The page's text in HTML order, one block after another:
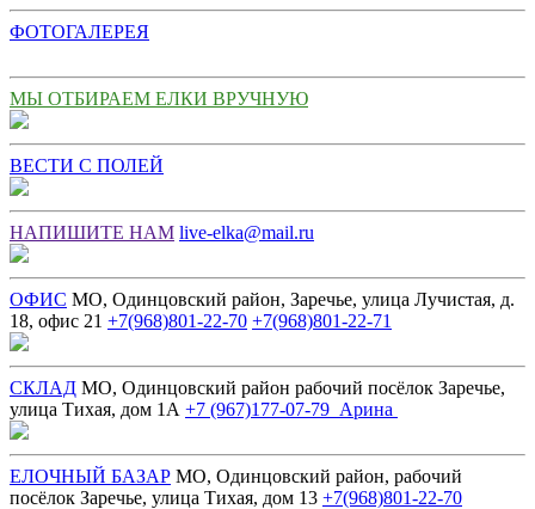
ФОТОГАЛЕРЕЯ
МЫ ОТБИРАЕМ ЕЛКИ ВРУЧНУЮ
ВЕСТИ С ПОЛЕЙ
НАПИШИТЕ НАМ live-elka@mail.ru
ОФИС МО, Одинцовский район, Заречье, улица Лучистая, д.
18, офис 21 +7(968)801-22-70 +7(968)801-22-71
СКЛАД МО, Одинцовский район рабочий посёлок Заречье,
улица Тихая, дом 1А +7 (967)177-07-79 Арина
ЕЛОЧНЫЙ БАЗАР МО, Одинцовский район, рабочий
посёлок Заречье, улица Тихая, дом 13 +7(968)801-22-70